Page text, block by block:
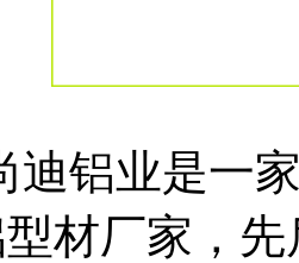
迪铝业是一
材厂家，